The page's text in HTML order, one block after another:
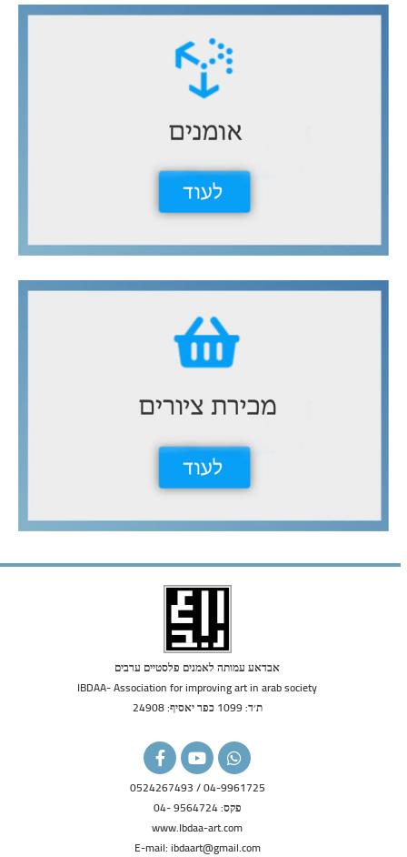
אבדאע עמותה לאמנים פלסטיים ערבים
IBDAA- Association for improving art in arab society
ת׳ד: 1099 כפר יאסיף: 24908
W
h
a
t
s
a
p
Y
o
u
t
u
b
e
F
a
c
e
b
o
o
04-9961725 / 0524267493
פקס: 9564724 -04
www.Ibdaa-art.com
E-mail: ibdaart@gmail.com